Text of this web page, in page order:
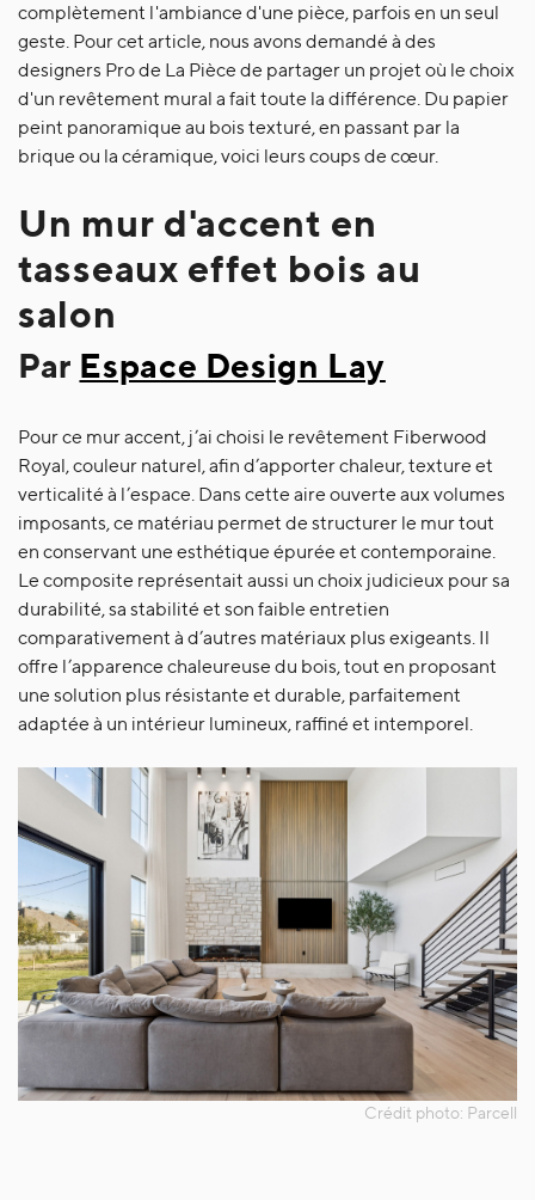
complètement l'ambiance d'une pièce, parfois en un seul
geste. Pour cet article, nous avons demandé à des
designers Pro de La Pièce de partager un projet où le choix
d'un revêtement mural a fait toute la différence. Du papier
peint panoramique au bois texturé, en passant par la
brique ou la céramique, voici leurs coups de cœur.
Un mur d'accent en
tasseaux effet bois au
salon
Par Espace Design Lay
Pour ce mur accent, j’ai choisi le revêtement Fiberwood
Royal, couleur naturel, afin d’apporter chaleur, texture et
verticalité à l’espace. Dans cette aire ouverte aux volumes
imposants, ce matériau permet de structurer le mur tout
en conservant une esthétique épurée et contemporaine.
Le composite représentait aussi un choix judicieux pour sa
durabilité, sa stabilité et son faible entretien
comparativement à d’autres matériaux plus exigeants. Il
offre l’apparence chaleureuse du bois, tout en proposant
une solution plus résistante et durable, parfaitement
adaptée à un intérieur lumineux, raffiné et intemporel.